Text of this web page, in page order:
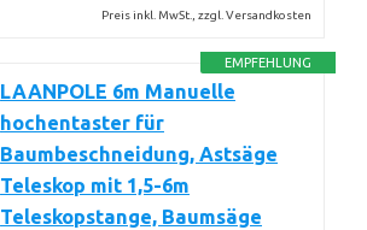
Preis inkl. MwSt., zzgl. Versandkosten
EMPFEHLUNG
LAANPOLE 6m Manuelle
hochentaster für
Baumbeschneidung, Astsäge
Teleskop mit 1,5-6m
Teleskopstange, Baumsäge